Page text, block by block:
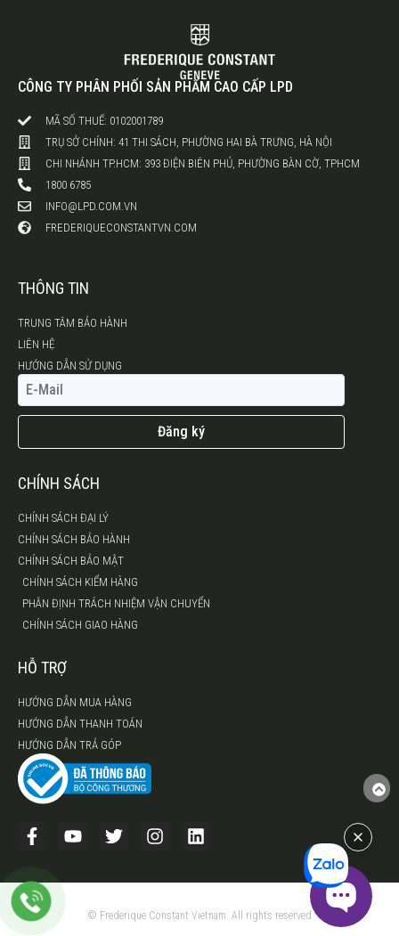
CÔNG TY PHÂN PHỐI SẢN PHẨM CAO CẤP LPD
MÃ SỐ THUẾ: 0102001789
TRỤ SỞ CHÍNH: 41 THI SÁCH, PHƯỜNG HAI BÀ TRƯNG, HÀ NỘI
CHI NHÁNH TP.HCM: 393 ĐIỆN BIÊN PHỦ, PHƯỜNG BÀN CỜ, TPHCM
1800 6785
INFO@LPD.COM.VN
FREDERIQUECONSTANTVN.COM
THÔNG TIN
TRUNG TÂM BẢO HÀNH
LIÊN HỆ
HƯỚNG DẪN SỬ DỤNG
Đăng ký
CHÍNH SÁCH
CHÍNH SÁCH ĐẠI LÝ
CHÍNH SÁCH BẢO HÀNH
CHÍNH SÁCH BẢO MẬT
CHÍNH SÁCH KIỂM HÀNG
PHÂN ĐỊNH TRÁCH NHIỆM VẬN CHUYỂN
CHÍNH SÁCH GIAO HÀNG
HỖ TRỢ
HƯỚNG DẪN MUA HÀNG
HƯỚNG DẪN THANH TOÁN
HƯỚNG DẪN TRẢ GÓP
© Frederique Constant Vietnam. All rights reserved